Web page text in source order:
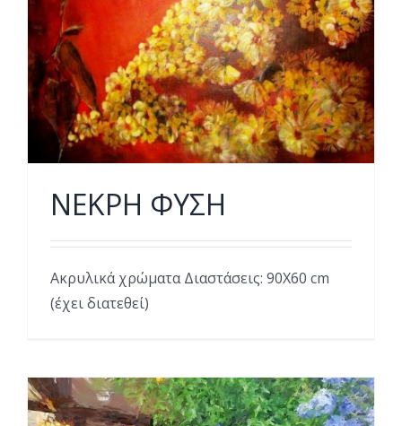
ΝΕΚΡΗ ΦΥΣΗ
Ακρυλικά χρώματα Διαστάσεις: 90Χ60 cm
(έχει διατεθεί)